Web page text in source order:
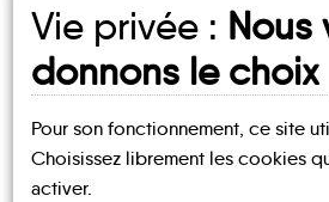
Vie privée : Nous
donnons le choix
Pour son fonctionnement, ce site
Choisissez librement les cookies
activer.